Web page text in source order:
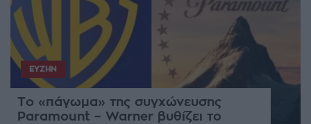
ΕΥΖΗΝ
Το «πάγωμα» της συγχώνευσης
Paramount – Warner βυθίζει το